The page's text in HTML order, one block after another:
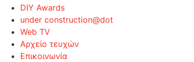
DIY Awards
under construction@dot
Web TV
Αρχείο τευχών
Επικοινωνία